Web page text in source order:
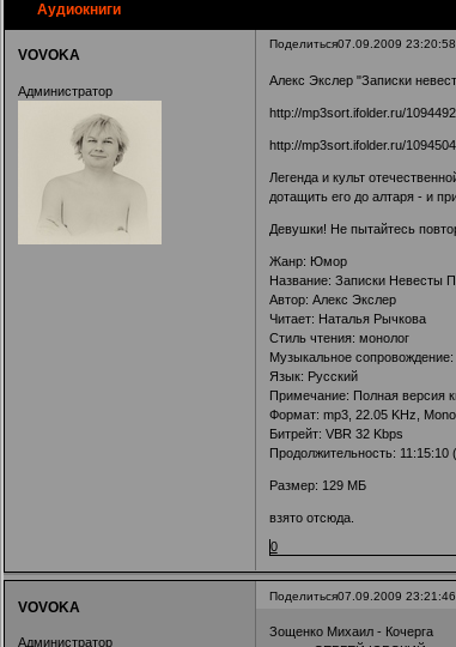
Аудиокниги
Поделиться07.09.2009 23:20:58
VOVOKA
Администратор
Алекс Экслер "Записки
http://mp3sort.ifolder.ru/
http://mp3sort.ifolder.ru/
Легенда и культ
дотащить его до алтаря - и
Девушки! Не пытайтесь
Жанр: Юмор
Название: Записки Невесты
Автор: Алекс Экслер
Читает: Наталья Рычкова
Стиль чтения: монолог
Музыкальное сопровождение:
Язык: Русский
Примечание: Полная версия
Формат: mp3, 22.05 KHz, Mono
Битрейт: VBR 32 Kbps
Продолжительность: 11:15:10
Размер: 129 МБ
взято отсюда.
0
Поделиться07.09.2009 23:21:46
VOVOKA
Администратор
Зощенко Михаил - Кочерга